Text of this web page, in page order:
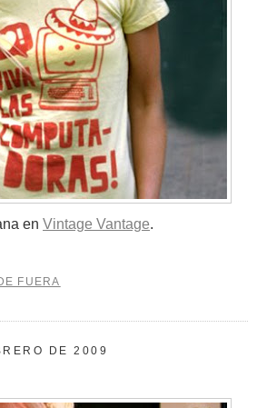
en Vintage Vantage.
FUERA
DE 2009